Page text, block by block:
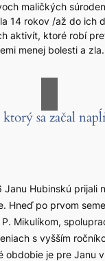
maličkých
14 rokov /až do ich
aktivít, ktoré robí
menej bolesti a zla.
ktorý sa začal
Janu Hubinskú prijali
Hneď po prvom
Mikulíkom,
s vyšším
obdobie je pre Janu